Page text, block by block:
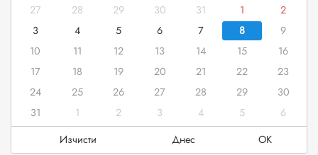
27
28 29 30 31 1
2
3
4 5 6 7 8
9
10
11 12 13 14 15
16
17
18 19 20 21 22
23
24
25 26 27 28 29
30
31
1 2 3 4 5
6
Изчисти
Днес OK